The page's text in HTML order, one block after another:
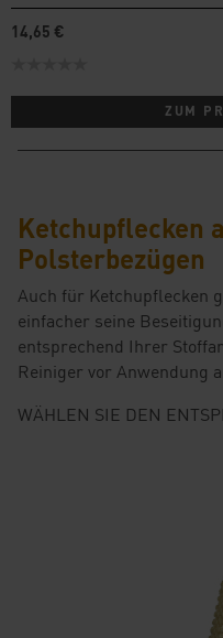
14,65 €
ZUM
Ketchupflecken
Polsterbezügen
Auch für Ketchupflecken
einfacher seine
entsprechend Ihrer
Reiniger vor Anwendung
WÄHLEN SIE DEN